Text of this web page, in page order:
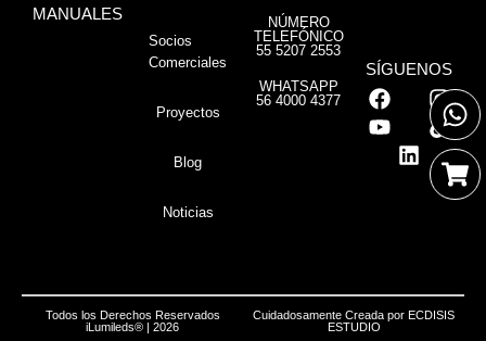
MANUALES
Socios
Comerciales
Proyectos
Blog
Noticias
NÚMERO
TELEFÓNICO
55 5207 2553
WHATSAPP
56 4000 4377
SÍGUENOS
Todos los Derechos Reservados
iLumileds® | 2026
Cuidadosamente Creada por ECDISIS
ESTUDIO